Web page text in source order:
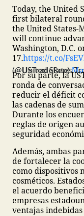
Today, the United
first bilateral
the United States-
will continue
Washington, D.C.
17.https://t.co/
— United States Trade Representative (@USTradeRep)
Por su parte, la
ronda de
reducir el déficit
las cadenas de
Durante los
reglas de origen
seguridad
Además, ambas
de fortalecer la
como dispositivos
cosméticos.
el acuerdo
empresas
ventajas